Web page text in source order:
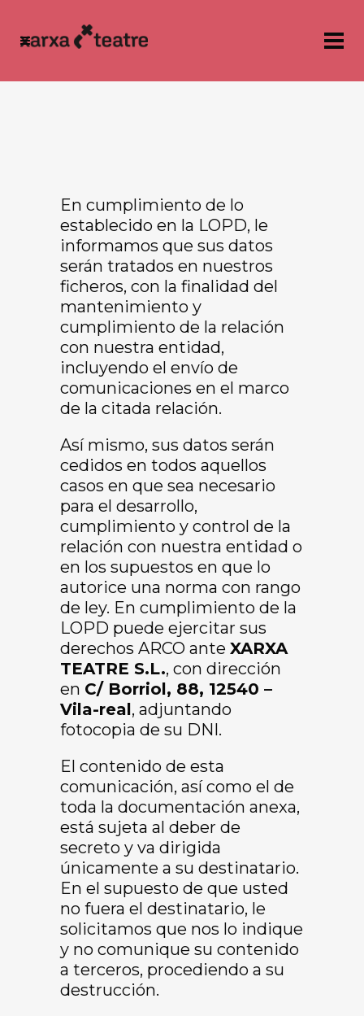
En cumplimiento de lo
establecido en la LOPD, le
informamos que sus datos
serán tratados en nuestros
ficheros, con la finalidad del
mantenimiento y
cumplimiento de la relación
con nuestra entidad,
incluyendo el envío de
comunicaciones en el marco
de la citada relación.
Así mismo, sus datos serán
cedidos en todos aquellos
casos en que sea necesario
para el desarrollo,
cumplimiento y control de la
relación con nuestra entidad o
en los supuestos en que lo
autorice una norma con rango
de ley. En cumplimiento de la
LOPD puede ejercitar sus
derechos ARCO ante XARXA
TEATRE S.L., con dirección
en C/ Borriol, 88, 12540 –
Vila-real, adjuntando
fotocopia de su DNI.
El contenido de esta
comunicación, así como el de
toda la documentación anexa,
está sujeta al deber de
secreto y va dirigida
únicamente a su destinatario.
En el supuesto de que usted
no fuera el destinatario, le
solicitamos que nos lo indique
y no comunique su contenido
a terceros, procediendo a su
destrucción.